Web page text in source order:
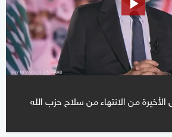
من الانتهاء من سلاح حزب الله